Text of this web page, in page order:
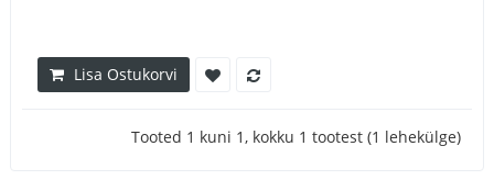
Lisa Ostukorvi
Tooted 1 kuni 1, kokku 1 tootest (1 lehekülge)